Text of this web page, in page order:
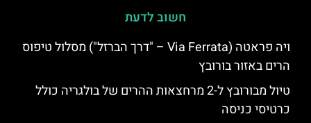
חשוב לדעת
ויה פראטה (Via Ferrata – "דרך הברזל") מסלול טיפוס
הרים באזור בורובץ
טיול מבורובץ ל-2 מרחצאות ההרים של בולגריה כולל
כרטיסי כניסה